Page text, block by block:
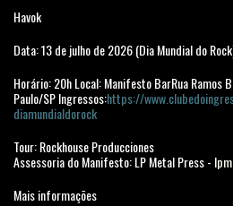
Havok
Data: 13 de julho de 2026 (Dia Mundial do
Horário: 20h Local: Manifesto BarRua
Paulo/SP Ingressos:https://
diamundialdorock
Tour: Rockhouse Producciones
Assessoria do Manifesto: LP Metal Press -
Mais informações